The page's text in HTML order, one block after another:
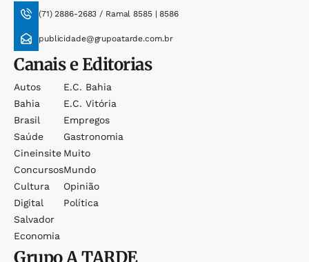
(71) 2886-2683 / Ramal 8585 | 8586
publicidade@grupoatarde.com.br
Canais e Editorias
Autos
Bahia
Brasil
Saúde
Cineinsite
Concursos
Cultura
Digital
Salvador
Economia
E.c. Bahia
E.c. Vitória
Empregos
Gastronomia
Muito
Mundo
Opinião
Política
GrupoA TARDE